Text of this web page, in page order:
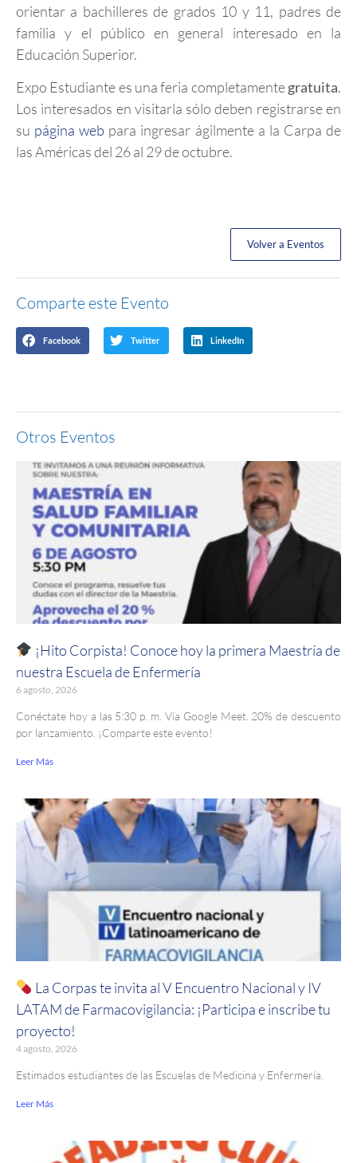
orientar a bachilleres de grados 10 y 11, padres de
familia y el público en general interesado en la
Educación Superior.
Expo Estudiante es una feria completamentegratuita.
Los interesados en visitarla sólo deben registrarse en
su página web para ingresar ágilmente a la Carpa de
las Américas del 26 al 29 de octubre.
Volver a Eventos
Comparte este Evento
Facebook Twitter LinkedIn
Otros Eventos
¡Hito Corpista! Conoce hoy la primera Maestría de
nuestra Escuela de Enfermería
6 agosto, 2026
Conéctate hoy a las 5:30 p. m. Vía Google Meet. 20% de descuento
por lanzamiento. ¡Comparte este evento!
Leer Más
La Corpas te invita al V Encuentro Nacional y IV
LATAM de Farmacovigilancia: ¡Participa e inscribe tu
proyecto!
4 agosto, 2026
Estimados estudiantes de las Escuelas de Medicina y Enfermería.
Leer Más